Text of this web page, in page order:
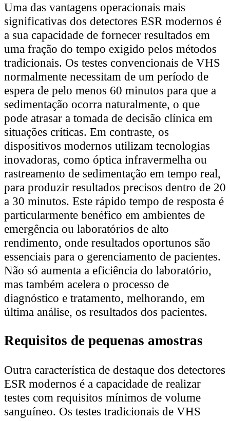
Uma das vantagens operacionais mais
significativas dos detectores ESR modernos é
a sua capacidade de fornecer resultados em
uma fração do tempo exigido pelos métodos
tradicionais. Os testes convencionais de VHS
normalmente necessitam de um período de
espera de pelo menos 60 minutos para que a
sedimentação ocorra naturalmente, o que
pode atrasar a tomada de decisão clínica em
situações críticas. Em contraste, os
dispositivos modernos utilizam tecnologias
inovadoras, como óptica infravermelha ou
rastreamento de sedimentação em tempo real,
para produzir resultados precisos dentro de 20
a 30 minutos. Este rápido tempo de resposta é
particularmente benéfico em ambientes de
emergência ou laboratórios de alto
rendimento, onde resultados oportunos são
essenciais para o gerenciamento de pacientes.
Não só aumenta a eficiência do laboratório,
mas também acelera o processo de
diagnóstico e tratamento, melhorando, em
última análise, os resultados dos pacientes.
Requisitos de pequenas amostras
Outra característica de destaque dos detectores
ESR modernos é a capacidade de realizar
testes com requisitos mínimos de volume
sanguíneo. Os testes tradicionais de VHS